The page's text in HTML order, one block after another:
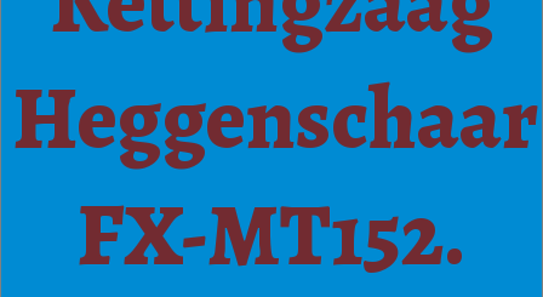
Heggenschaar
FX-MT152.